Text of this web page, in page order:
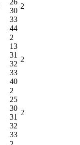
30
33
44
2
2
13
31
32
33
40
2
2
25
30
31
32
33
2